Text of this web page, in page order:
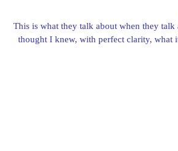
This is what they talk about when they
thought I knew, with perfect clarity,